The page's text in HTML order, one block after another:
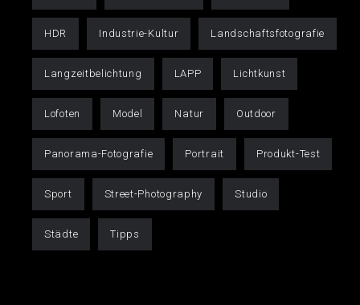
HDR Industrie-Kultur Landschaftsfotografie
Langzeitbelichtung LAPP Lichtkunst
Lofoten Model Natur Outdoor
Panorama-Fotografie Portrait Produkt-Test
Sport Street-Photography Studio
Städte Tipps